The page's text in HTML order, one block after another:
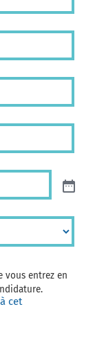
vous entrez en
cet